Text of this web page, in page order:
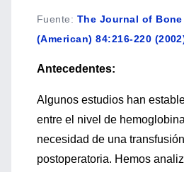
Fuente: The Journal of
(American) 84:216-220
Antecedentes:
Algunos estudios han
entre el nivel de
necesidad de una
postoperatoria. Hemos